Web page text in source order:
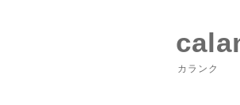
カランク